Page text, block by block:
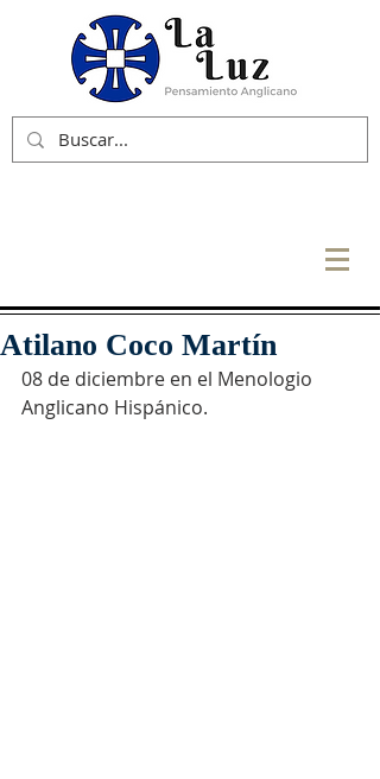
Atilano Coco Martín
08 de diciembre en el Menologio
Anglicano Hispánico.